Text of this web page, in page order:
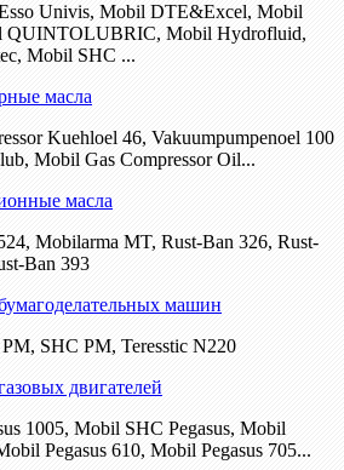
Univis, Mobil DTE&Excel, Mobil
QUINTOLUBRIC, Mobil Hydrofluid,
Mobil SHC ...
масла
Kuehloel 46, Vakuumpumpenoel 100
Mobil Gas Compressor Oil...
масла
Mobilarma MT, Rust-Ban 326, Rust-
Ban 393
машин
SHC PM, Teresstic N220
двигателей
1005, Mobil SHC Pegasus, Mobil
Pegasus 610, Mobil Pegasus 705...